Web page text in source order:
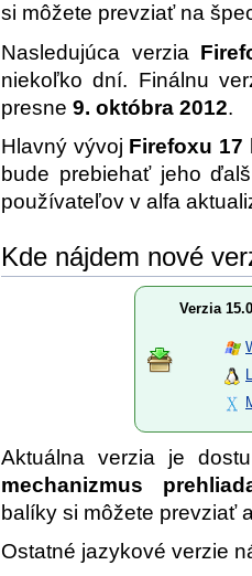
si môžete prevziať na
Nasledujúca verzia
niekoľko dní. Finálnu
presne 9. októbra 2012.
Hlavný vývoj Firefoxu 17
bude prebiehať jeho
používateľov v alfa
Kde nájdem nové
Verzia 15.0
Aktuálna verzia je
mechanizmus
balíky si môžete prevziať
Ostatné jazykové verzie